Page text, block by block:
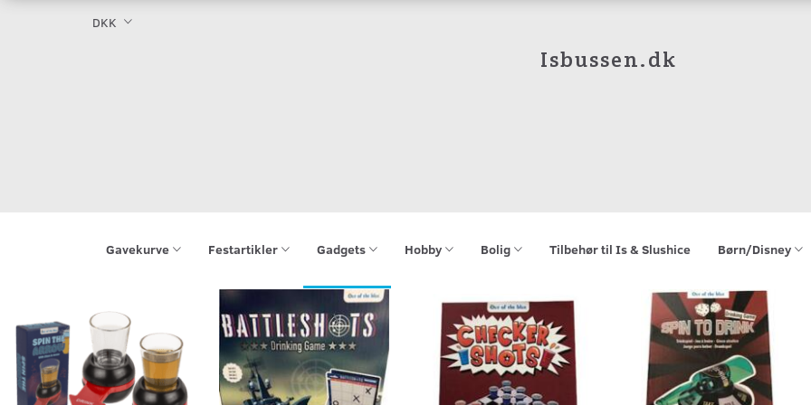
DKK
Isbussen.dk
Gavekurve Festartikler Gadgets Hobby Bolig Tilbehør til Is & Slushice Børn/Disney